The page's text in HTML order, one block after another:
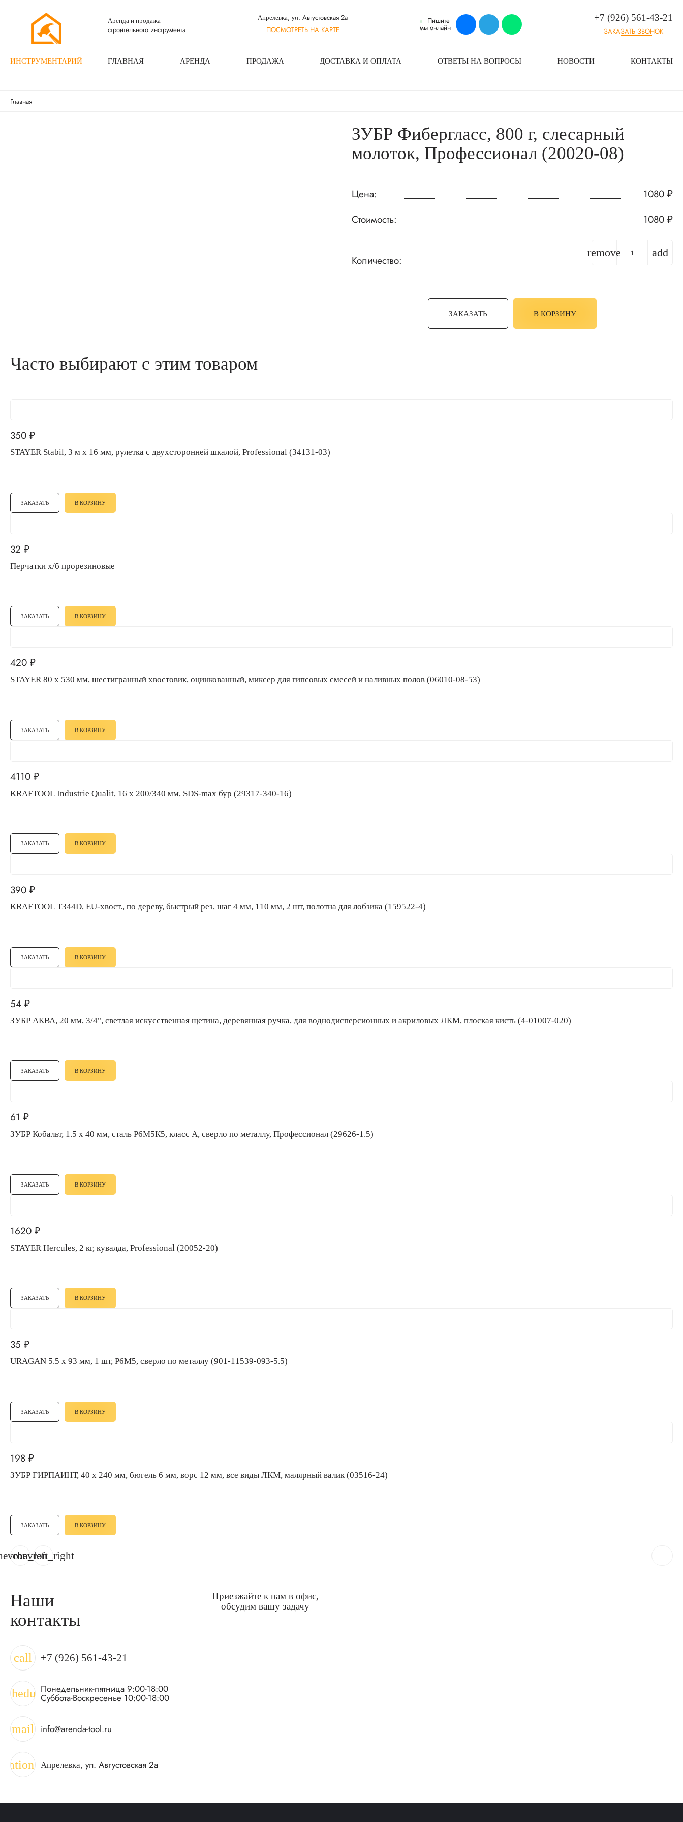
ИНСТРУМЕНТАРИЙ
Аренда и продажа
строительного инструмента
Апрелевка, ул. Августовская 2а
ПОСМОТРЕТЬ НА КАРТЕ
Пишите
мы онлайн
+7 (926) 561-43-21
ЗАКАЗАТЬ ЗВОНОК
ГЛАВНАЯ АРЕНДА ПРОДАЖА ДОСТАВКА И ОПЛАТА ОТВЕТЫ НА ВОПРОСЫ НОВОСТИ КОНТАКТЫ
Главная
ЗУБР Фибергласс, 800 г, слесарный
молоток, Профессионал (20020-08)
Цена: 1080 ₽
Стоимость: 1080 ₽
Количество:
remove add
ЗАКАЗАТЬ В КОРЗИНУ
Часто выбирают с этим товаром
350 ₽
STAYER Stabil, 3 м х 16 мм, рулетка с двухсторонней шкалой, Professional (34131-03)
ЗАКАЗАТЬ В КОРЗИНУ
32 ₽
Перчатки x/б прорезиновые
ЗАКАЗАТЬ В КОРЗИНУ
420 ₽
STAYER 80 х 530 мм, шестигранный хвостовик, оцинкованный, миксер для гипсовых смесей и наливных полов (06010-08-53)
ЗАКАЗАТЬ В КОРЗИНУ
4110 ₽
KRAFTOOL Industrie Qualit, 16 x 200/340 мм, SDS-max бур (29317-340-16)
ЗАКАЗАТЬ В КОРЗИНУ
390 ₽
KRAFTOOL T344D, EU-хвост., по дереву, быстрый рез, шаг 4 мм, 110 мм, 2 шт, полотна для лобзика (159522-4)
ЗАКАЗАТЬ В КОРЗИНУ
54 ₽
ЗУБР АКВА, 20 мм, 3/4", светлая искусственная щетина, деревянная ручка, для воднодисперсионных и акриловых ЛКМ, плоская кисть (4-01007-020)
ЗАКАЗАТЬ В КОРЗИНУ
61 ₽
ЗУБР Кобальт, 1.5 х 40 мм, сталь Р6М5К5, класс А, сверло по металлу, Профессионал (29626-1.5)
ЗАКАЗАТЬ В КОРЗИНУ
1620 ₽
STAYER Hercules, 2 кг, кувалда, Professional (20052-20)
ЗАКАЗАТЬ В КОРЗИНУ
35 ₽
URAGAN 5.5 х 93 мм, 1 шт, Р6М5, сверло по металлу (901-11539-093-5.5)
ЗАКАЗАТЬ В КОРЗИНУ
198 ₽
ЗУБР ГИРПАИНТ, 40 х 240 мм, бюгель 6 мм, ворс 12 мм, все виды ЛКМ, малярный валик (03516-24)
ЗАКАЗАТЬ В КОРЗИНУ
chevron_right
Наши
контакты
call +7 (926) 561-43-21
scheduleПонедельник-пятница 9:00-18:00
Суббота-Воскресенье 10:00-18:00
mail info@arenda-tool.ru
Апрелевка, ул. Августовская 2а
Приезжайте к нам в офис,
обсудим вашу задачу